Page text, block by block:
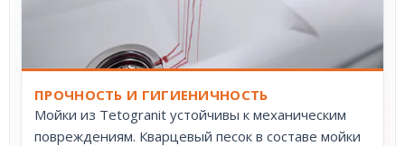
ПРОЧНОСТЬ И ГИГИЕНИЧНОСТЬ
Мойки из Tetogranit устойчивы к механическим
повреждениям. Кварцевый песок в составе мойки